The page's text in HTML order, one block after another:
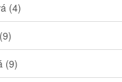
(4)
(9)
(9)